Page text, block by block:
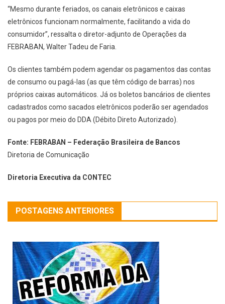
“Mesmo durante feriados, os canais eletrônicos e caixas
eletrônicos funcionam normalmente, facilitando a vida do
consumidor”, ressalta o diretor-adjunto de Operações da
FEBRABAN, Walter Tadeu de Faria.
Os clientes também podem agendar os pagamentos das contas
de consumo ou pagá-las (as que têm código de barras) nos
próprios caixas automáticos. Já os boletos bancários de clientes
cadastrados como sacados eletrônicos poderão ser agendados
ou pagos por meio do DDA (Débito Direto Autorizado).
Fonte: FEBRABAN – Federação Brasileira de Bancos
Diretoria de Comunicação
Diretoria Executiva da CONTEC
POSTAGENS ANTERIORES